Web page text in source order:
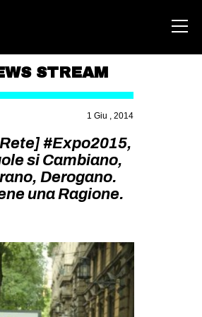
AREA
DEGENERAZIONE
GAZA FREESTYLE
MSM
TSUNAMI
ZAM
STREAM
1 Giu , 2014
#Expo2015,
si Cambiano,
Derogano.
una Ragione.